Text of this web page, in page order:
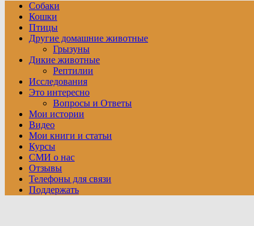
Собаки
Кошки
Птицы
Другие домашние животные
Грызуны
Дикие животные
Рептилии
Исследования
Это интересно
Вопросы и Ответы
Мои истории
Видео
Мои книги и статьи
Курсы
СМИ о нас
Отзывы
Телефоны для связи
Поддержать